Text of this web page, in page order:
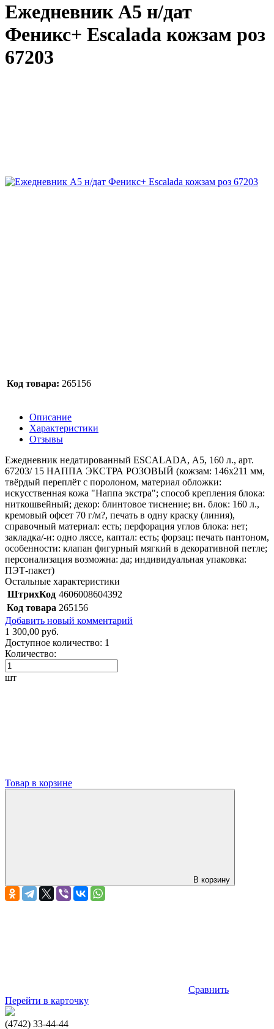
Ежедневник А5 н/дат
Феникс+ Escalada кожзам роз
67203
Код товара: 265156
Описание
Характеристики
Отзывы
Ежедневник недатированный ESCALADA, А5, 160 л., арт.
67203/ 15 НАППА ЭКСТРА РОЗОВЫЙ (кожзам: 146x211 мм,
твёрдый переплёт с поролоном, материал обложки:
искусственная кожа "Наппа экстра"; способ крепления блока:
ниткошвейный; декор: блинтовое тиснение; вн. блок: 160 л.,
кремовый офсет 70 г/м?, печать в одну краску (линия),
справочный материал: есть; перфорация углов блока: нет;
закладка/-и: одно ляссе, каптал: есть; форзац: печать пантоном,
особенности: клапан фигурный мягкий в декоративной петле;
персонализация возможна: да; индивидуальная упаковка:
ПЭТ-пакет)
Остальные характеристики
ШтрихКод 4606008604392
Код товара 265156
Добавить новый комментарий
1 300,00 руб.
Доступное количество: 1
Количество:
шт
Товар в корзине
В корзину
Сравнить
Перейти в карточку
(4742) 33-44-44